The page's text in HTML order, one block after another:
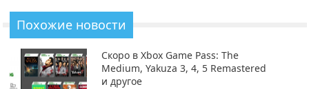
Похожие новости
Скоро в Xbox Game Pass: The
Medium, Yakuza 3, 4, 5 Remastered
и другое